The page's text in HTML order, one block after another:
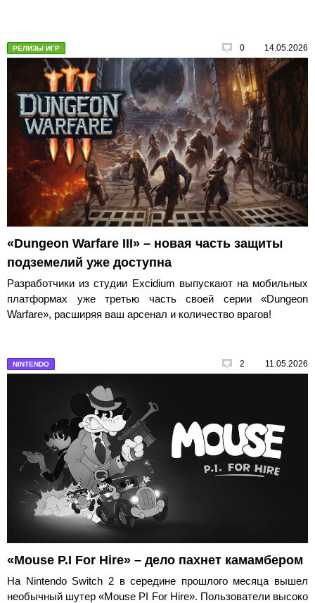
РЕЛИЗЫ ИГР 0 14.05.2026
«Dungeon Warfare III» – новая часть защиты
подземелий уже доступна
Разработчики из студии Excidium выпускают на мобильных
платформах уже третью часть своей серии «Dungeon
Warfare», расширяя ваш арсенал и количество врагов!
NINTENDO 2 11.05.2026
«Mouse P.I For Hire» – дело пахнет камамбером
На Nintendo Switch 2 в середине прошлого месяца вышел
необычный шутер «Mouse PI For Hire». Пользователи высоко